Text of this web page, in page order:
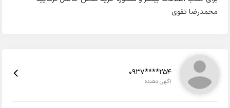
محمدرضا تقوی
0937****254
آگهی دهنده